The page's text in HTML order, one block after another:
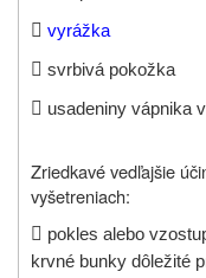
 vyrážka
 svrbivá pokožka
 usadeniny vápnika
Zriedkavé vedľajšie
vyšetreniach:
 pokles alebo
krvné bunky dôležité